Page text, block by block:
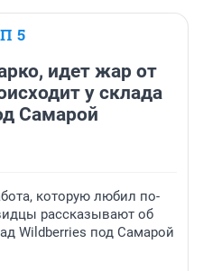
5
идет жар от
у склада
Самарой
которую любил по-
рассказывают об
Wildberries под Самарой